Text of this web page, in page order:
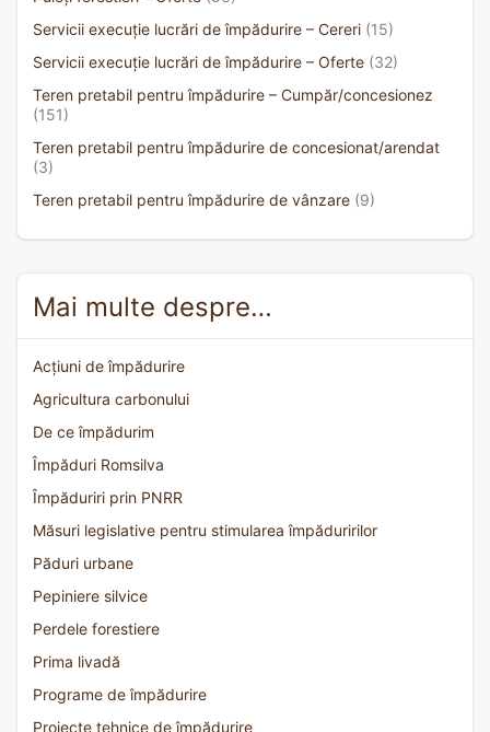
Servicii execuție lucrări de împădurire – Cereri (15)
Servicii execuție lucrări de împădurire – Oferte (32)
Teren pretabil pentru împădurire – Cumpăr/concesionez
(151)
Teren pretabil pentru împădurire de concesionat/arendat
(3)
Teren pretabil pentru împădurire de vânzare (9)
Mai multe despre…
Acțiuni de împădurire
Agricultura carbonului
De ce împădurim
Împăduri Romsilva
Împăduriri prin PNRR
Măsuri legislative pentru stimularea împăduririlor
Păduri urbane
Pepiniere silvice
Perdele forestiere
Prima livadă
Programe de împădurire
Proiecte tehnice de împădurire